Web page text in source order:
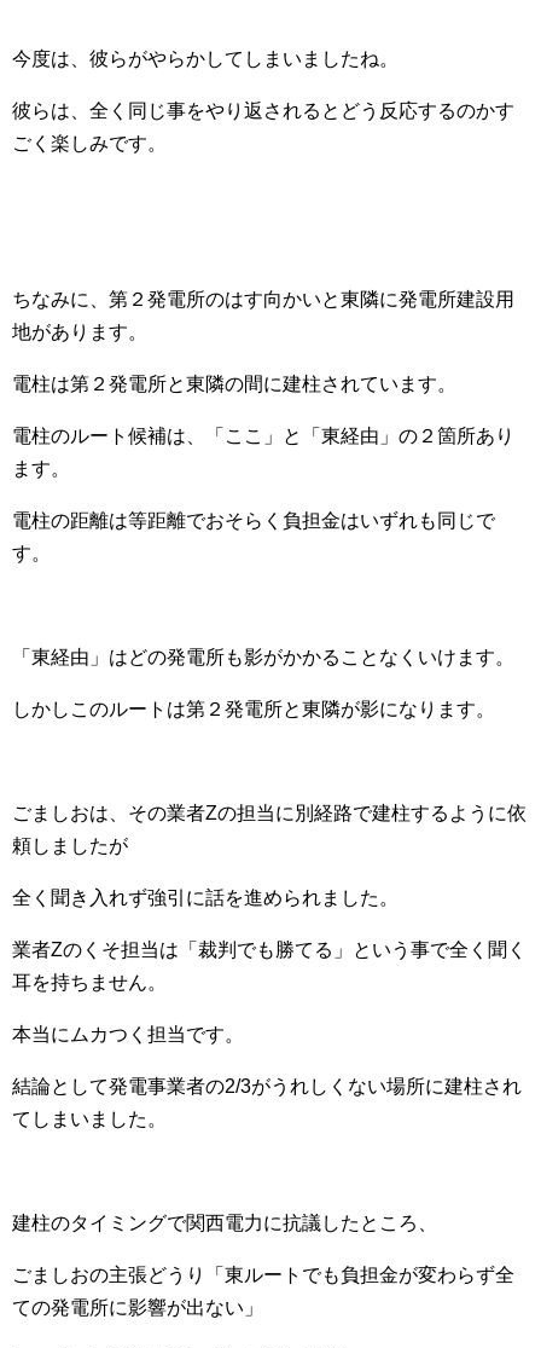
今度は、彼らがやらかしてしまいましたね。
彼らは、全く同じ事をやり返されるとどう反応するのかす
ごく楽しみです。
ちなみに、第２発電所のはす向かいと東隣に発電所建設用
地があります。
電柱は第２発電所と東隣の間に建柱されています。
電柱のルート候補は、「ここ」と「東経由」の２箇所あり
ます。
電柱の距離は等距離でおそらく負担金はいずれも同じで
す。
「東経由」はどの発電所も影がかかることなくいけます。
しかしこのルートは第２発電所と東隣が影になります。
ごましおは、その業者Zの担当に別経路で建柱するように依
頼しましたが
全く聞き入れず強引に話を進められました。
業者Zのくそ担当は「裁判でも勝てる」という事で全く聞く
耳を持ちません。
本当にムカつく担当です。
結論として発電事業者の2/3がうれしくない場所に建柱され
てしまいました。
建柱のタイミングで関西電力に抗議したところ、
ごましおの主張どうり「東ルートでも負担金が変わらず全
ての発電所に影響が出ない」